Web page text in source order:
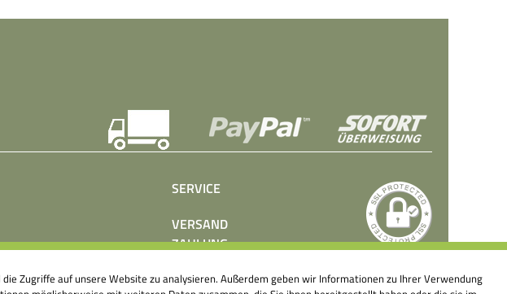
in klimatisierten
SERVICE
VERSAND
ZAHLUNG
PRESSE
Zugriffe auf unsere Website zu analysieren. Außerdem geben wir Informationen zu Ihrer Verwendung